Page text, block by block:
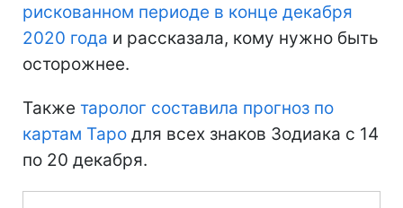
рискованном периоде в конце декабря
2020 года и рассказала, кому нужно быть
осторожнее.
Также таролог составила прогноз по
картам Таро для всех знаков Зодиака с 14
по 20 декабря.